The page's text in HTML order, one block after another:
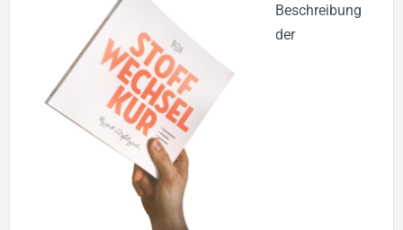
Beschreibung
der